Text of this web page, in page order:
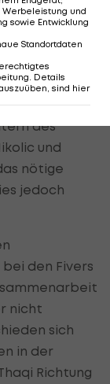
für die
Litauer, der
besticht,
die
des
und
nötige
jedoch
den Fivers
nicht
sich
in der
Richtung
Werbeleistung und
sowie Entwicklung
Standortdaten
Details
sind hier